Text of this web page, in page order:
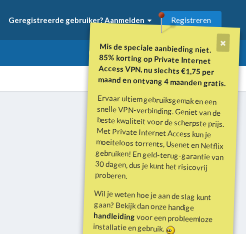
Mis de speciale aanbieding niet.
85% korting op Private Internet
Access VPN, nu slechts €1,75 per
maand en ontvang 4 maanden gratis.
Ervaar ultiem gebruiksgemak en een
snelle VPN-verbinding. Geniet van de
beste kwaliteit voor de scherpste prijs.
Met Private Internet Access kun je
moeiteloos torrents, Usenet en Netflix
gebruiken! En geld-terug-garantie van
30 dagen, dus je kunt het risicovrij
proberen.
Wil je weten hoe je aan de slag kunt
gaan? Bekijk dan onze handige
handleidingvoor een probleemloze
installatie en gebruik.
Geregistreerde gebruiker? Aanmelden Registreren
Alle activiteit